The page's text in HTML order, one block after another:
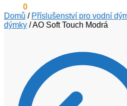
0
Domů / Příslušenství pro vodní
dýmky /AO Soft Touch Modrá